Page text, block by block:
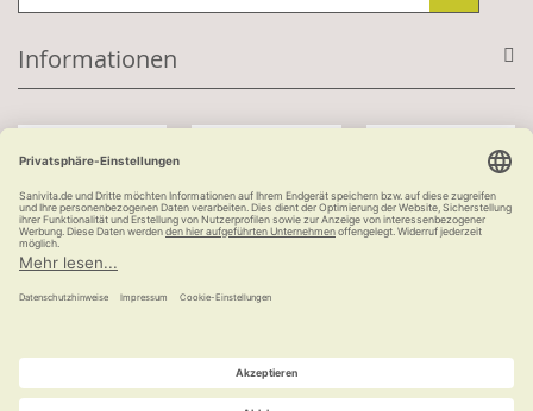
Informationen
Kauf auf Rechnung
versandkostenfrei